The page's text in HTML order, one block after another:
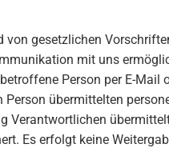
gesetzlichen
mit uns
Person per E-
übermittelten
Es erfolgt keine